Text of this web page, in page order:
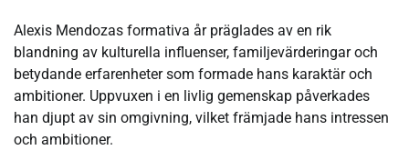
Alexis Mendozas formativa år präglades av en rik
blandning av kulturella influenser, familjevärderingar och
betydande erfarenheter som formade hans karaktär och
ambitioner. Uppvuxen i en livlig gemenskap påverkades
han djupt av sin omgivning, vilket främjade hans intressen
och ambitioner.